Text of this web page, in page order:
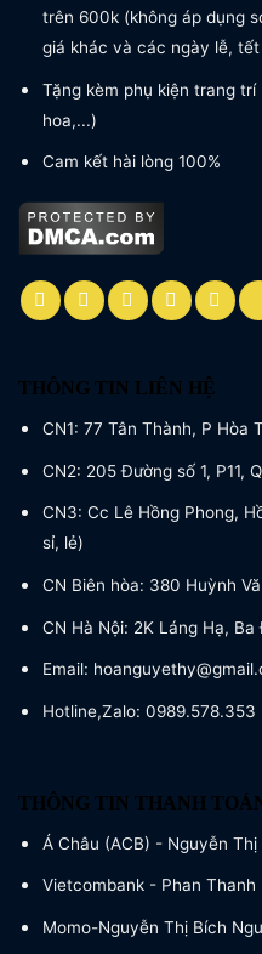
trên 600k (không áp dụng
giá khác và các ngày lễ,
Tặng kèm phụ kiện trang
hoa,...)
Cam kết hài lòng 100%
THÔNG TIN LIÊN HỆ
CN1: 77 Tân Thành, P Hòa
CN2: 205 Đường số 1, P11,
CN3: Cc Lê Hồng Phong,
sỉ, lẻ)
CN Biên hòa: 380 Huỳnh
CN Hà Nội: 2K Láng Hạ, Ba
Email:
Hotline,Zalo:
THÔNG TIN THANH
Á Châu (ACB) - Nguyễn
Vietcombank - Phan
Momo-Nguyễn Thị Bích